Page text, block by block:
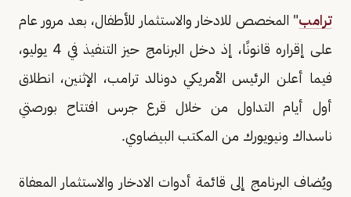
ترامب" المخصص للادخار والاستثمار للأطفال، بعد مرور عام
على إقراره قانونًا، إذ دخل البرنامج حيز التنفيذ في 4 يوليو،
فيما أعلن الرئيس الأمريكي دونالد ترامب، الإثنين، انطلاق
أول أيام التداول من خلال قرع جرس افتتاح بورصتي
ناسداك ونيويورك من المكتب البيضاوي.
ويُضاف البرنامج إلى قائمة أدوات الادخار والاستثمار المعفاة